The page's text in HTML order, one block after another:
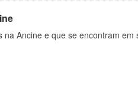
Ancine e que se encontram em